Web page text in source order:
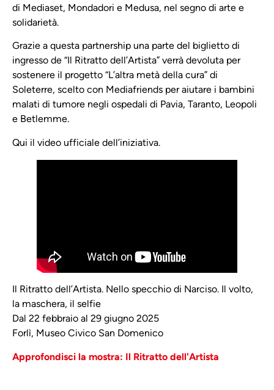
di Mediaset, Mondadori e Medusa, nel segno di arte e
solidarietà.
Grazie a questa partnership una parte del biglietto di
ingresso de “Il Ritratto dell’Artista” verrà devoluta per
sostenere il progetto “L’altra metà della cura” di
Soleterre, scelto con Mediafriends per aiutare i bambini
malati di tumore negli ospedali di Pavia, Taranto, Leopoli
e Betlemme.
Qui il video ufficiale dell’iniziativa.
Il Ritratto dell’Artista. Nello specchio di Narciso. Il volto,
la maschera, il selfie
Dal 22 febbraio al 29 giugno 2025
Forlì, Museo Civico San Domenico
Approfondisci la mostra: Il Ritratto dell'Artista